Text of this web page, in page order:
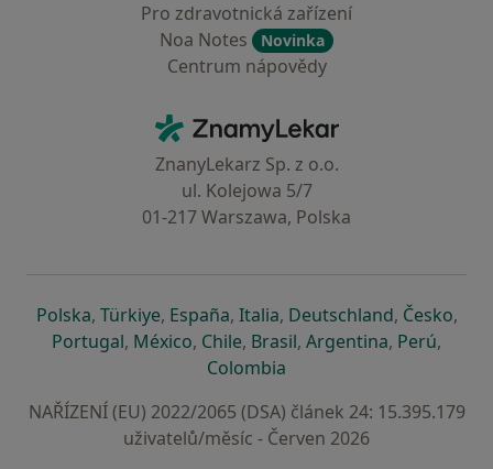
Pro zdravotnická zařízení
Noa Notes
Novinka
Centrum nápovědy
ZnamyLekar - Hlavní stránka
ZnanyLekarz Sp. z o.o.
ul. Kolejowa 5/7
01-217 Warszawa, Polska
Polskase otevře v nové záložce
, Türkiyese otevře v nové záložce
, Españase otevře v nové záložce
, Italiase otevře v nové záložce
, Deutschlandse otevře v
, Českose
,
Portugalse otevře v nové záložce
, Méxicose otevře v nové záložce
, Chilese otevře v nové záložce
, Brasilse otevře v nové
, Argentinase otevře v
, Perúse
,
Colombia
NAŘÍZENÍ (EU) 2022/2065 (DSA) článek 24: 15.395.179
uživatelů/měsíc - Červen 2026